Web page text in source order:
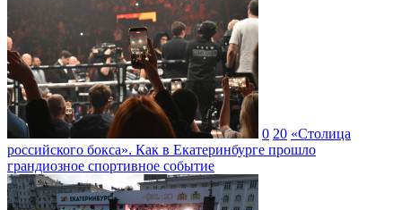
0 20 «Столица
российского бокса». Как в Екатеринбурге прошло
грандиозное спортивное событие